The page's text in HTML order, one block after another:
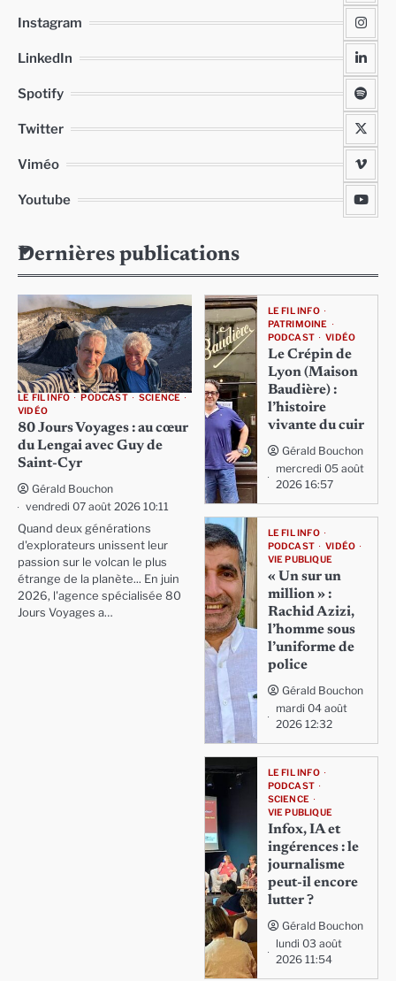
Instagram
LinkedIn
Spotify
Twitter
Viméo
Youtube
Dernières publications
LE FIL INFO PODCAST
SCIENCE
VIDÉO
80 Jours Voyages : au cœur
du Lengai avec Guy de
Saint-Cyr
Gérald Bouchon
vendredi 07 août 2026 10:11
Quand deux générations
d'explorateurs unissent leur
passion sur le volcan le plus
étrange de la planète... En juin
2026, l'agence spécialisée 80
Jours Voyages a…
LE FIL INFO
PATRIMOINE
PODCAST
VIDÉO
Le Crépin de
Lyon (Maison
Baudière) :
l’histoire
vivante du cuir
Gérald Bouchon
mercredi 05 août
2026 16:57
LE FIL INFO
PODCAST
VIDÉO
VIE PUBLIQUE
« Un sur un
million » :
Rachid Azizi,
l’homme sous
l’uniforme de
police
Gérald Bouchon
mardi 04 août
2026 12:32
LE FIL INFO
PODCAST
SCIENCE
VIE PUBLIQUE
Infox, IA et
ingérences : le
journalisme
peut-il encore
lutter ?
Gérald Bouchon
lundi 03 août
2026 11:54